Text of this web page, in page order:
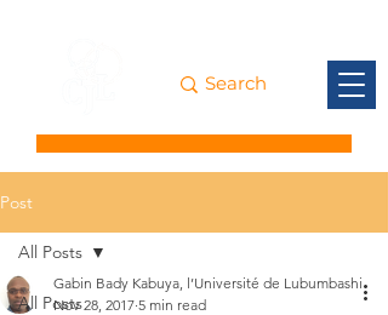
Post
All Posts
All Posts
Gabin Bady Kabuya, l’Université de Lubumbashi
Nov 28, 2017 5 min read